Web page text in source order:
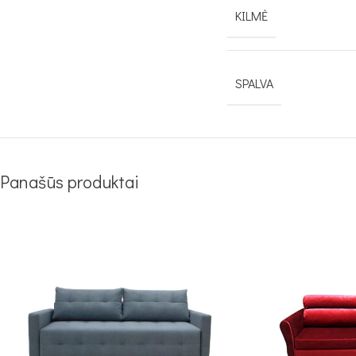
KILMĖ
SPALVA
Panašūs produktai